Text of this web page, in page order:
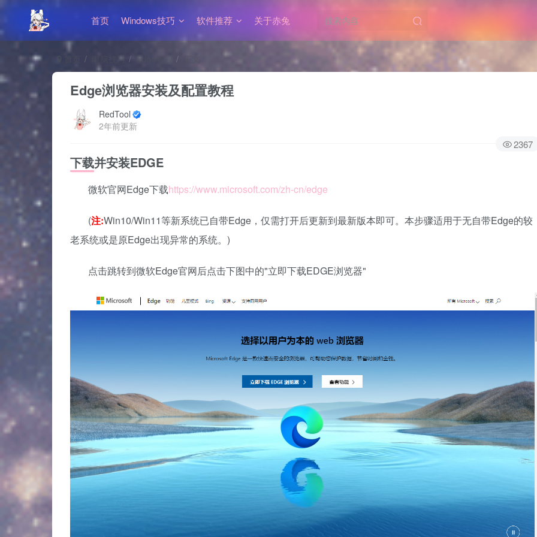
首页 Windows技巧 软件推荐 关于赤兔
电脑技巧 Edge教程
Edge浏览器安装及配置教程
RedTool
2年前更新
2367
下载并安装EDGE
微软官网Edge下载https://www.microsoft.com/zh-cn/edge
(注:Win10/Win11等新系统已自带Edge，仅需打开后更新到最新版本即可。本步骤适用于无自带Edge的较
老系统或是原Edge出现异常的系统。)
点击跳转到微软Edge官网后点击下图中的"立即下载EDGE浏览器"